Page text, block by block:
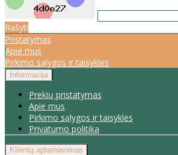
Rašyti
Pristatymas
Apie mus
Pirkimo sąlygos ir taisyklės
Informacija
Prekių pristatymas
Apie mus
Pirkimo sąlygos ir taisyklės
Privatumo politika
Klientų aptarnavimas